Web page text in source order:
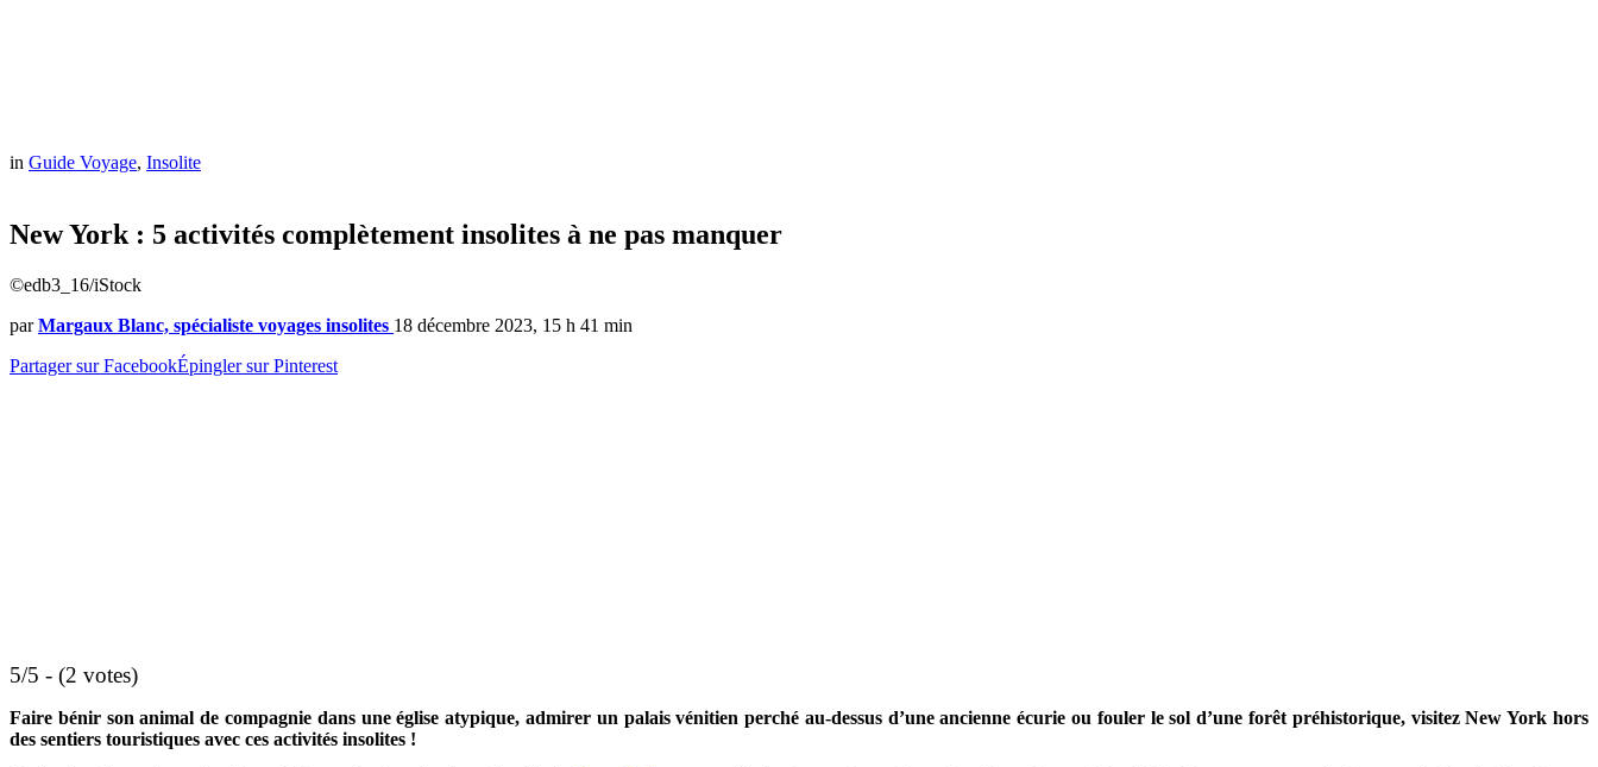
in Guide Voyage, Insolite
New York : 5 activités complètement insolites à ne pas manquer
©edb3_16/iStock
par Margaux Blanc, spécialiste voyages insolites 18 décembre 2023, 15 h 41 min
Partager sur FacebookÉpingler sur Pinterest
5/5 - (2 votes)
Faire bénir son animal de compagnie dans une église atypique, admirer un palais vénitien perché au-dessus d’une ancienne écurie ou fouler le sol d’une forêt préhistorique, visitez New York hors
des sentiers touristiques avec ces activités insolites !